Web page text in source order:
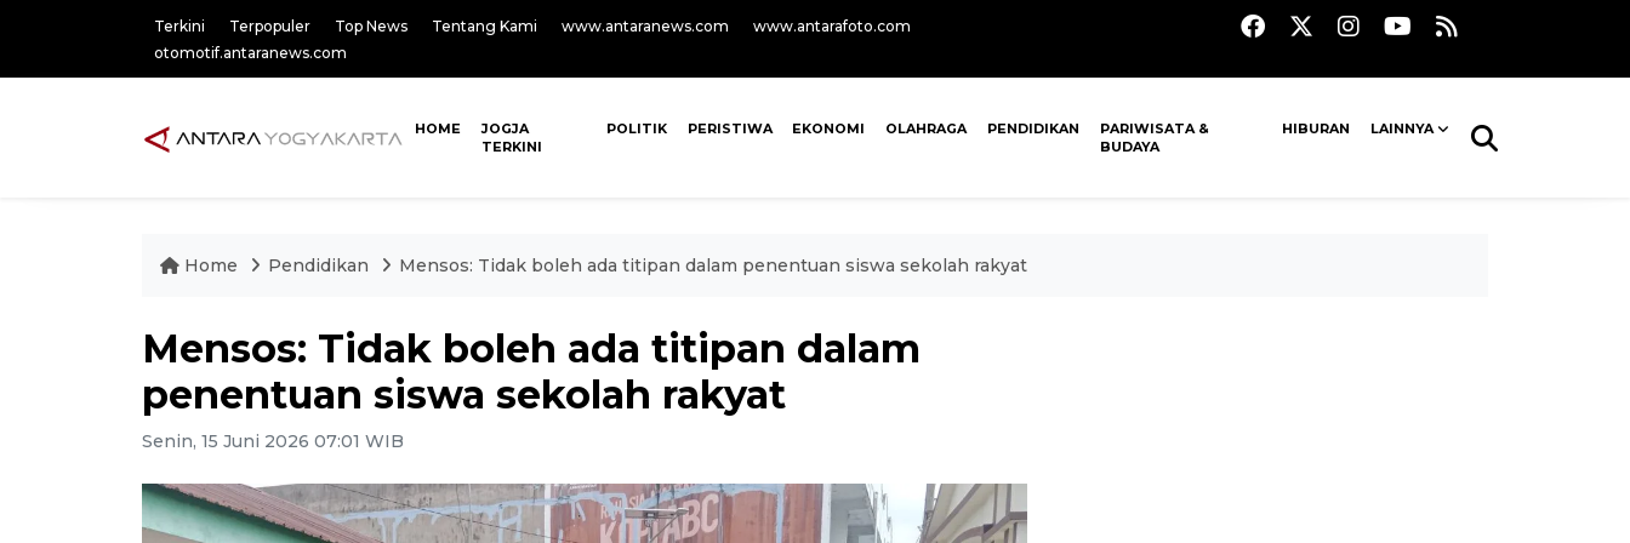
Terkini Terpopuler Top News Tentang Kami www.antaranews.com
www.antarafoto.com
otomotif.antaranews.com
HOME
JOGJA
TERKINI
POLITIK PERISTIWA EKONOMI OLAHRAGA PENDIDIKAN
PARIWISATA &
BUDAYA
HIBURAN LAINNYA
Home Pendidikan Mensos: Tidak boleh ada titipan dalam penentuan siswa sekolah rakyat
Mensos: Tidak boleh ada titipan dalam
penentuan siswa sekolah rakyat
Senin, 15 Juni 2026 07:01 WIB